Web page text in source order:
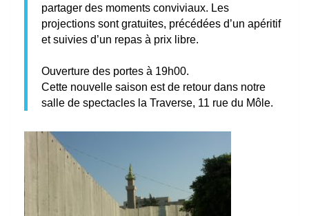
partager des moments conviviaux. Les
projections sont gratuites, précédées d’un apéritif
et suivies d’un repas à prix libre.
Ouverture des portes à 19h00.
Cette nouvelle saison est de retour dans notre
salle de spectacles la Traverse, 11 rue du Môle.